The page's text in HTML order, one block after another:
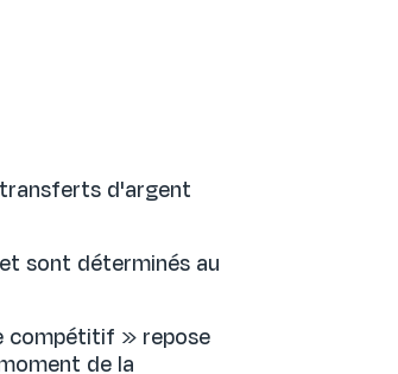
d'argent
sont déterminés au
compétitif » repose
de la